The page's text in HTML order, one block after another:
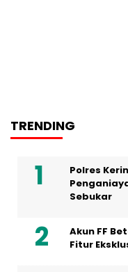
TRENDING
Polres
Sebukar
Akun FF
Fitur